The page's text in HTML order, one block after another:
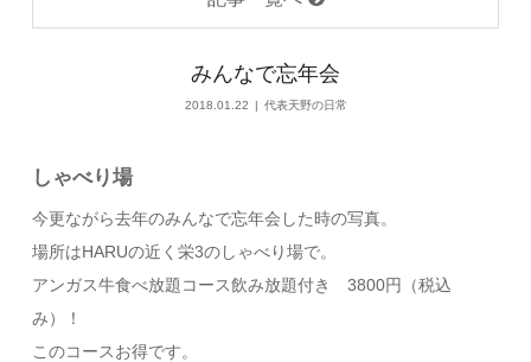
みんなで忘年会
2018.01.22 代表天野の日常
しゃべり場
今更ながら去年のみんなで忘年会した時の写真。
場所はHARUの近く栄3のしゃべり場で。
アンガス牛食べ放題コース飲み放題付き 3800円（税込
み）！
このコースお得です。